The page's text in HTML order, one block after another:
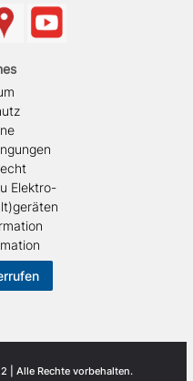
Elektro-
| Alle Rechte vorbehalten.